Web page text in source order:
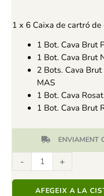
1 x 6 Caixa de cartró
1 Bot. Cava Brut
1 Bot. Cava Brut
2 Bots. Cava
MAS
1 Bot. Cava
1 Bot. Cava Brut
A partir de 75€
ENVIAMENT
-
quantitat
de
Lot
+
AFEGEIX A LA